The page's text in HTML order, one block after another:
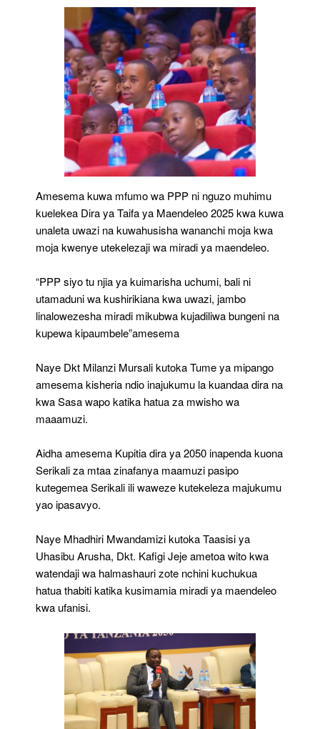
Amesema kuwa mfumo wa PPP ni nguzo muhimu
kuelekea Dira ya Taifa ya Maendeleo 2025 kwa kuwa
unaleta uwazi na kuwahusisha wananchi moja kwa
moja kwenye utekelezaji wa miradi ya maendeleo.
“PPP siyo tu njia ya kuimarisha uchumi, bali ni
utamaduni wa kushirikiana kwa uwazi, jambo
linalowezesha miradi mikubwa kujadiliwa bungeni na
kupewa kipaumbele”amesema
Naye Dkt Milanzi Mursali kutoka Tume ya mipango
amesema kisheria ndio inajukumu la kuandaa dira na
kwa Sasa wapo katika hatua za mwisho wa
maaamuzi.
Aidha amesema Kupitia dira ya 2050 inapenda kuona
Serikali za mtaa zinafanya maamuzi pasipo
kutegemea Serikali ili waweze kutekeleza majukumu
yao ipasavyo.
Naye Mhadhiri Mwandamizi kutoka Taasisi ya
Uhasibu Arusha, Dkt. Kafigi Jeje ametoa wito kwa
watendaji wa halmashauri zote nchini kuchukua
hatua thabiti katika kusimamia miradi ya maendeleo
kwa ufanisi.